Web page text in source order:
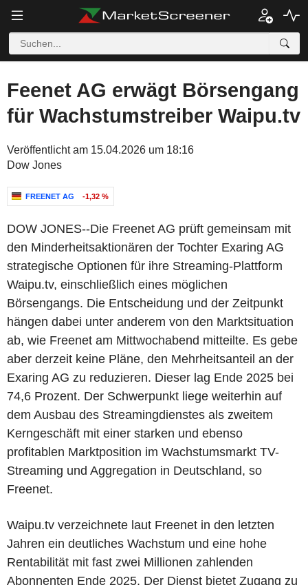
Feenet AG erwägt Börsengang
für Wachstumstreiber Waipu.tv
Veröffentlicht am 15.04.2026 um 18:16
Dow Jones
FREENET AG -1,32 %
DOW JONES--Die Freenet AG prüft gemeinsam mit
den Minderheitsaktionären der Tochter Exaring AG
strategische Optionen für ihre Streaming-Plattform
Waipu.tv, einschließlich eines möglichen
Börsengangs. Die Entscheidung und der Zeitpunkt
hängen dabei unter anderem von den Marktsituation
ab, wie Freenet am Mittwochabend mitteilte. Es gebe
aber derzeit keine Pläne, den Mehrheitsanteil an der
Exaring AG zu reduzieren. Dieser lag Ende 2025 bei
74,6 Prozent. Der Schwerpunkt liege weiterhin auf
dem Ausbau des Streamingdienstes als zweitem
Kerngeschäft mit einer starken und ebenso
profitablen Marktposition im Wachstumsmarkt TV-
Streaming und Aggregation in Deutschland, so
Freenet.
Waipu.tv verzeichnete laut Freenet in den letzten
Jahren ein deutliches Wachstum und eine hohe
Rentabilität mit fast zwei Millionen zahlenden
Abonnenten Ende 2025. Der Dienst bietet Zugang zu